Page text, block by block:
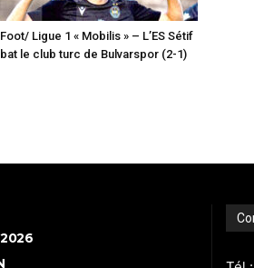
Foot/ Ligue 1 « Mobilis » – L’ES Sétif
bat le club turc de Bulvarspor (2-1)